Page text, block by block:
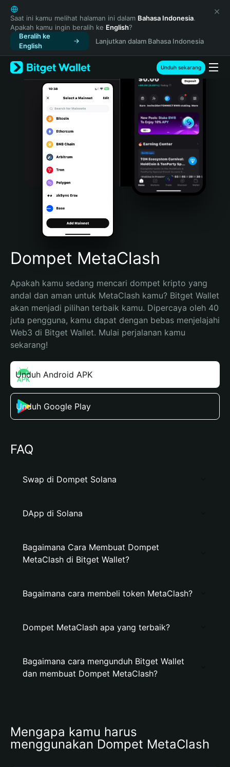
English
日本語
Tiếng Việt
Русский
Español (Latinoamérica)
Türkçe
Italiano
Português (Portugal)
Bahasa Indonesia
Português (Brasil)
Español (Argentina)
Saat ini kamu melihat halaman ini dalam Bahasa Indonesia.
Apakah kamu ingin beralih ke English?
Beralih ke
English
Lanjutkan dalam Bahasa Indonesia
Unduh sekarang
Dompet MetaClash
Apakah kamu sedang mencari dompet kripto yang
andal dan aman untuk MetaClash kamu? Bitget Wallet
akan menjadi pilihan terbaik kamu. Dipercaya oleh 40
juta pengguna, kamu dapat dengan bebas menjelajahi
Web3 di Bitget Wallet. Mulai perjalanan kamu
sekarang!
Unduh Android APK
Unduh Google Play
FAQ
Swap di Dompet Solana
DApp di Solana
Bagaimana Cara Membuat Dompet
MetaClash di Bitget Wallet?
Bagaimana cara membeli token MetaClash?
Dompet MetaClash apa yang terbaik?
Bagaimana cara mengunduh Bitget Wallet
dan membuat Dompet MetaClash?
Mengapa kamu harus
menggunakan Dompet MetaClash